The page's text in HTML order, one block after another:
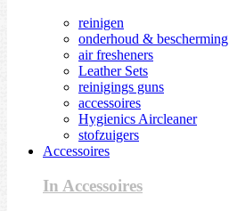
reinigen
onderhoud & bescherming
air fresheners
Leather Sets
reinigings guns
accessoires
Hygienics Aircleaner
stofzuigers
Accessoires
In Accessoires